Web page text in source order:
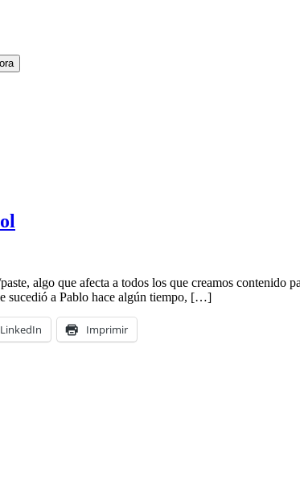
algo que afecta a todos los que creamos
sucedió a Pablo hace algún tiempo, […]
LinkedIn Imprimir